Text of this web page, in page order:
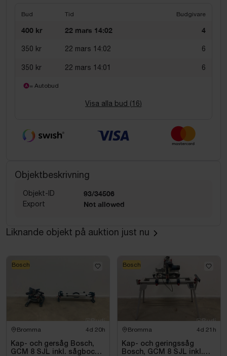
Bud Tid Budgivare
400 kr 22 mars 14:02 4
350 kr 22 mars 14:02 6
350 kr 22 mars 14:01 6
= Autobud
Visa alla bud (16)
Objektbeskrivning
Objekt-ID 93/34506
Export Not allowed
Liknande objekt på auktion just nu
Bromma 4d 20h
Kap- och gersåg Bosch,
GCM 8 SJL inkl. sågbock
Bosch
Bromma 4d 21h
Kap- och geringssåg
Bosch, GCM 8 SJL inkl.
Bosch